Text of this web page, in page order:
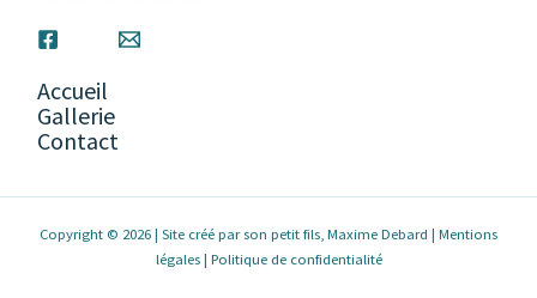
Accueil
Gallerie
Contact
Copyright © 2026 | Site créé par son petit fils, Maxime Debard | Mentions
légales| Politique de confidentialité